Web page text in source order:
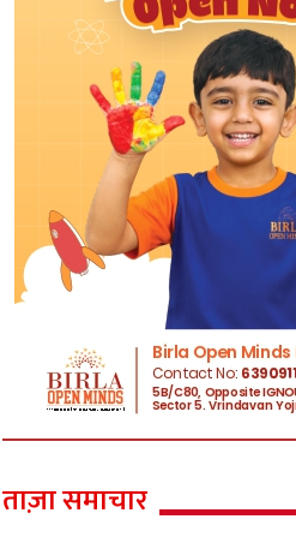
ताज़ा समाचार